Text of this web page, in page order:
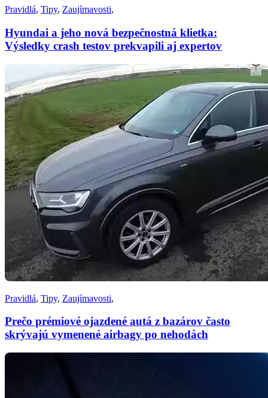
Pravidlá, Tipy, Zaujímavosti,
Hyundai a jeho nová bezpečnostná klietka:
Výsledky crash testov prekvapili aj expertov
Pravidlá, Tipy, Zaujímavosti,
Prečo prémiové ojazdené autá z bazárov často
skrývajú vymenené airbagy po nehodách